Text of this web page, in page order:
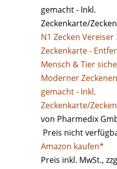
N1 Zecken Vereiser
Zeckenkarte -
Mensch & Tier
Moderner
gemacht - Inkl.
Zeckenkarte/
von Pharmedix
Preis nicht
Amazon kaufen*
Preis inkl. MwSt.,